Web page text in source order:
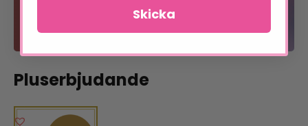
Bli medlem
Läs om förmånerna
Pluserbjudande
Skicka